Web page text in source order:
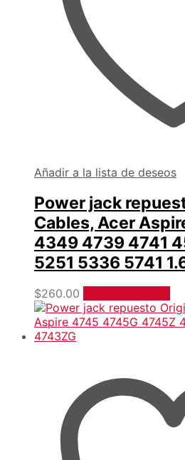
Añadir a la lista de deseos
Power jack
Cables, Acer
4349 4739 4741
5251 5336 5741
$260.00